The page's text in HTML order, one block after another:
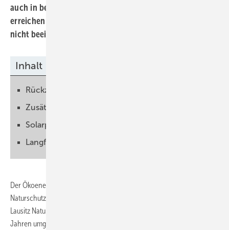
auch in bestehenden solaren Freiflächenanlagen
erreichen lässt. Vorgabe ist, dass der Betrieb der Anlage
nicht beeinträchtigt wird.
Inhalt
Rückzugsort für Tiere und Pflanzen
Zusätzliche Naturschutzmaßnahmen umsetzen
Solarparks umweltfreundlicher machen
Langfristige Kooperation durch Naturschutz
Der Ökoenergieversorger Naturstrom konzipiert zusammen mit dem
Naturschutzbund Deutschland (NABU) im Solarpark in Nochten in der
Lausitz Naturschutzmaßnahmen. Diese sollen in den kommenden
Jahren umgesetzt und deren Wirkung beobachtet werden.